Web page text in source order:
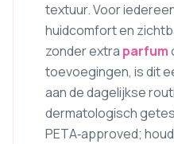
textuur. Voor
huidcomfort en
zonder extra parfum
toevoegingen, is dit
aan de dagelijkse
dermatologisch
PETA‑approved;